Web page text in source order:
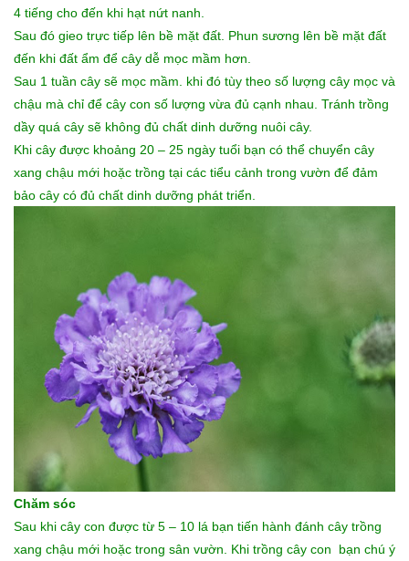
4 tiếng cho đến khi hạt nứt nanh.
Sau đó gieo trực tiếp lên bề mặt đất. Phun sương lên bề mặt đất
đến khi đất ẩm để cây dễ mọc mầm hơn.
Sau 1 tuần cây sẽ mọc mầm. khi đó tùy theo số lượng cây mọc và
chậu mà chỉ để cây con số lượng vừa đủ cạnh nhau. Tránh trồng
dầy quá cây sẽ không đủ chất dinh dưỡng nuôi cây.
Khi cây được khoảng 20 – 25 ngày tuổi bạn có thể chuyển cây
xang chậu mới hoặc trồng tại các tiểu cảnh trong vườn để đảm
bảo cây có đủ chất dinh dưỡng phát triển.
Chăm sóc
Sau khi cây con được từ 5 – 10 lá bạn tiến hành đánh cây trồng
xang chậu mới hoặc trong sân vườn. Khi trồng cây con bạn chú ý